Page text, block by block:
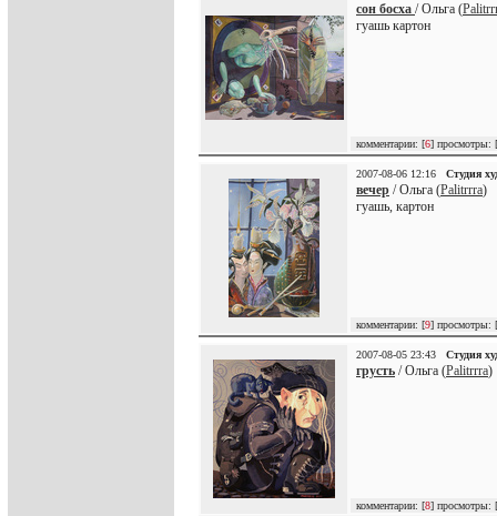
сон босха / Ольга (
гуашь картон
комментарии: [6] просмотры: [
2007-08-06 12:16 Студия
вечер / Ольга (Palitrrra)
гуашь, картон
комментарии: [9] просмотры: [
2007-08-05 23:43 Студия
грусть / Ольга (Palitrrra)
комментарии: [8] просмотры: [